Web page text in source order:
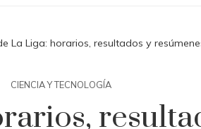
La Liga: horarios, resultados y
CIENCIA Y TECNOLOGÍA